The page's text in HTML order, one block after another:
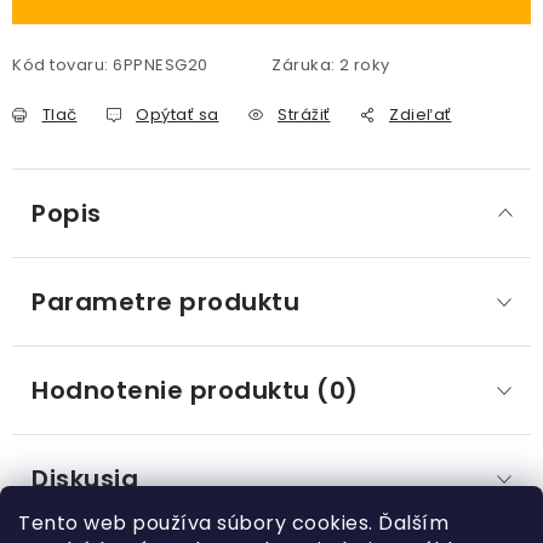
Tento web používa súbory cookies. Ďalším
Kód tovaru: 6PPNESG20 Záruka: 2 roky
Tlač Opýtať sa Strážiť Zdieľať
Popis
Parametre produktu
Hodnotenie produktu (0)
Diskusia